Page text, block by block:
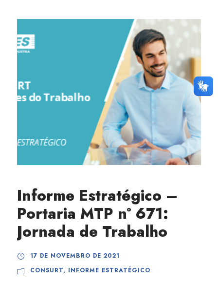
Informe Estratégico –
Portaria MTP nº 671:
Jornada de Trabalho
17 DE NOVEMBRO DE 2021
CONSURT, INFORME ESTRATÉGICO